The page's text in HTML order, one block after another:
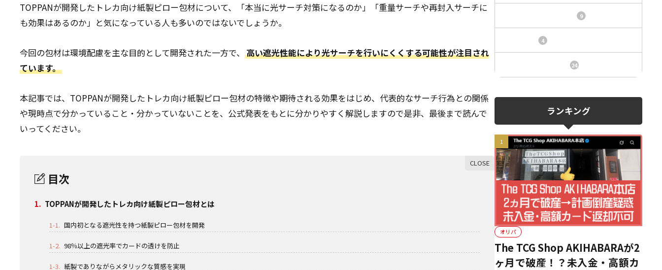
TOPPANが開発したトレカ向け紙製ピロー包材について、「本当に光サーチ対策になるのか」「重量サーチや再封入サーチに
も効果はあるのか」と気になっている人も多いのではないでしょうか。
今回の包材は環境配慮を主な目的として開発された一方で、 高い遮光性能により光サーチを行いにくくする可能性が注目され
ています。
本記事では、TOPPANが開発したトレカ向け紙製ピロー包材の特徴や期待される効果をはじめ、代表的なサーチ行為との関係
や現時点で分かっていること・分かっていないことを、公式発表をもとに分かりやすく解説しますので是非、最後まで読んで
いってください。
目次
1. TOPPANが開発したトレカ向け紙製ピロー包材とは
1-1. 国内初となる遮光性を持つ紙製ピロー包材を開発
1-2. 98％以上の遮光率でカードの透けを防止
1-3. 紙製でありながらメタリックな質感を実現
9
4
24
ランキング
オリパ
The TCG Shop AKIHABARAが2
ヶ月で破産！？未入金・高額カ